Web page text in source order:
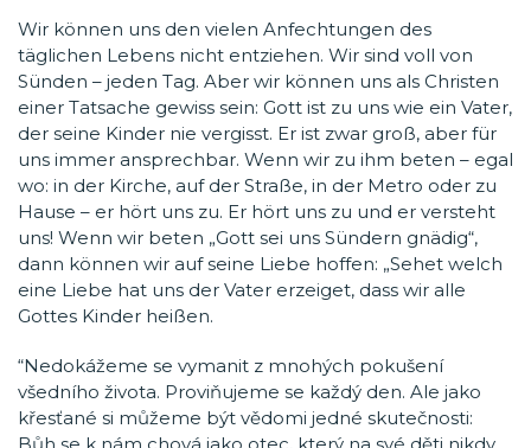
Wir können uns den vielen Anfechtungen des
täglichen Lebens nicht entziehen. Wir sind voll von
Sünden – jeden Tag. Aber wir können uns als Christen
einer Tatsache gewiss sein: Gott ist zu uns wie ein Vater,
der seine Kinder nie vergisst. Er ist zwar groß, aber für
uns immer ansprechbar. Wenn wir zu ihm beten – egal
wo: in der Kirche, auf der Straße, in der Metro oder zu
Hause – er hört uns zu. Er hört uns zu und er versteht
uns! Wenn wir beten „Gott sei uns Sündern gnädig“,
dann können wir auf seine Liebe hoffen: „Sehet welch
eine Liebe hat uns der Vater erzeiget, dass wir alle
Gottes Kinder heißen.
“Nedokážeme se vymanit z mnohých pokušení
všedního života. Proviňujeme se každý den. Ale jako
křesťané si můžeme být vědomi jedné skutečnosti: